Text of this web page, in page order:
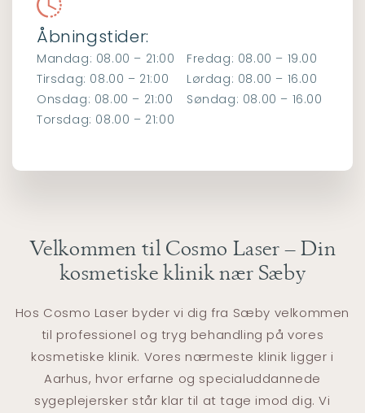
Åbningstider:
Mandag: 08.00 – 21:00
Tirsdag: 08.00 – 21:00
Onsdag: 08.00 – 21:00
Torsdag: 08.00 – 21:00
Fredag: 08.00 – 19.00
Lørdag: 08.00 – 16.00
Søndag: 08.00 – 16.00
Velkommen til Cosmo Laser – Din
kosmetiske klinik nær Sæby
Hos Cosmo Laser byder vi dig fra Sæby velkommen
til professionel og tryg behandling på vores
kosmetiske klinik. Vores nærmeste klinik ligger i
Aarhus, hvor erfarne og specialuddannede
sygeplejersker står klar til at tage imod dig. Vi